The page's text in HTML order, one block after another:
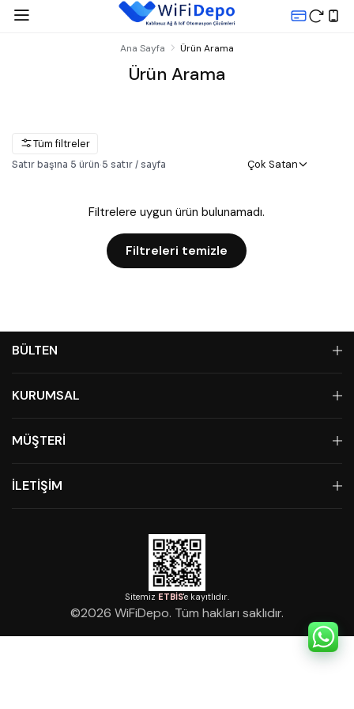
Ana Sayfa Ürün Arama
Ürün Arama
Tüm filtreler
Satır başına 5 ürün·5 satır / sayfa Çok Satan
Filtrelere uygun ürün bulunamadı.
Filtreleri temizle
BÜLTEN
KURUMSAL
MÜŞTERİ
İLETİŞİM
Sitemiz ETBİS'e kayıtlıdır.
©2026 WiFiDepo. Tüm hakları saklıdır.